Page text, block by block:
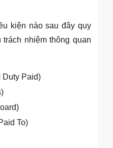
kiện nào sau đây quy
nhiệm thông quan
Duty Paid)
To)